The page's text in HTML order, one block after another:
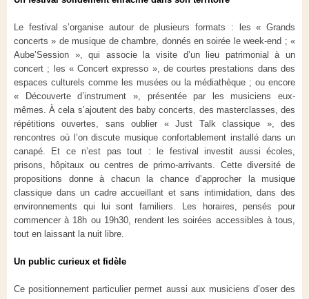
Le festival s’organise autour de plusieurs formats : les « Grands
concerts » de musique de chambre, donnés en soirée le week-end ; «
Aube’Session », qui associe la visite d’un lieu patrimonial à un
concert ; les « Concert expresso », de courtes prestations dans des
espaces culturels comme les musées ou la médiathèque ; ou encore
« Découverte d’instrument », présentée par les musiciens eux-
mêmes. À cela s’ajoutent des baby concerts, des masterclasses, des
répétitions ouvertes, sans oublier « Just Talk classique », des
rencontres où l’on discute musique confortablement installé dans un
canapé. Et ce n’est pas tout : le festival investit aussi écoles,
prisons, hôpitaux ou centres de primo-arrivants. Cette diversité de
propositions donne à chacun la chance d’approcher la musique
classique dans un cadre accueillant et sans intimidation, dans des
environnements qui lui sont familiers. Les horaires, pensés pour
commencer à 18h ou 19h30, rendent les soirées accessibles à tous,
tout en laissant la nuit libre.
Un public curieux et fidèle
Ce positionnement particulier permet aussi aux musiciens d’oser des